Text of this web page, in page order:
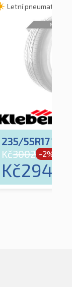
Letní pneumatiky
235/55R17
Kč3002 -2%
Kč2942